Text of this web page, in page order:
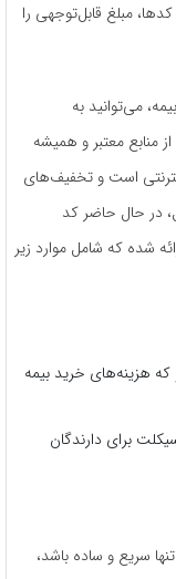
کدها، مبلغ قابل‌توجهی را
می‌توانید به
منابع معتبر و همیشه
است و تخفیف‌های
در حال حاضر کد
شده که شامل موارد زیر
که هزینه‌های خرید بیمه
برای دارندگان
سریع و ساده باشد،